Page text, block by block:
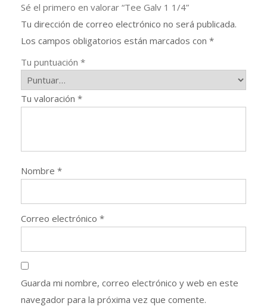
Sé el primero en valorar “Tee Galv 1 1/4”
Tu dirección de correo electrónico no será publicada.
Los campos obligatorios están marcados con *
Tu puntuación *
Tu valoración *
Nombre *
Correo electrónico *
Guarda mi nombre, correo electrónico y web en este
navegador para la próxima vez que comente.